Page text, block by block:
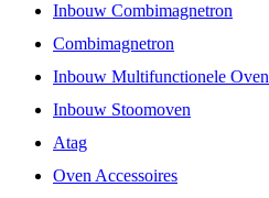
Inbouw Combimagnetron
Combimagnetron
Inbouw Multifunctionele Oven
Inbouw Stoomoven
Atag
Oven Accessoires